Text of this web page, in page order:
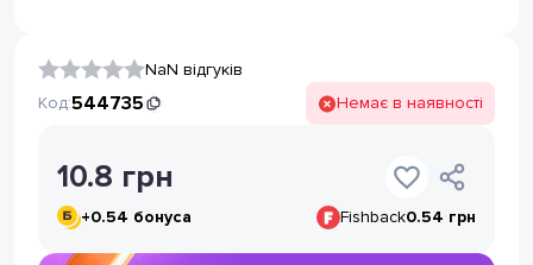
NaN відгуків
Код:544735 Немає в наявності
10.8 грн
+0.54 бонуса Fishback0.54 грн